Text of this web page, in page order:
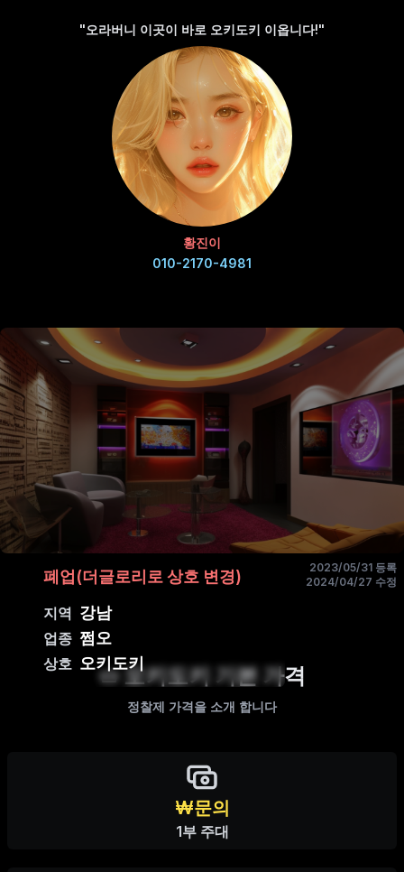
"오라버니 이곳이 바로 오키도키 이옵니다!"
황진이
010-2170-4981
폐업(더글로리로 상호 변경)
지역 강남
업종 쩜오
상호 오키도키
2023/05/31 등록
2024/04/27 수정
오키도키 기본 가격
정찰제 가격을 소개 합니다
₩문의
1부 주대